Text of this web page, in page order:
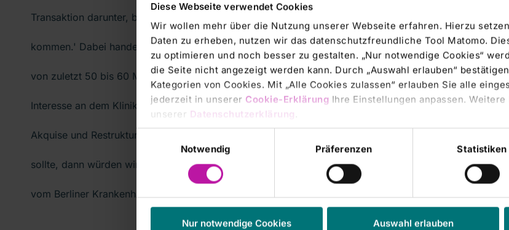
Diese Webseite verwendet Cookies
Wir wollen mehr über die Nutzung unserer Webseite erfahren. Hierzu
Daten zu erheben, nutzen wir das datenschutzfreundliche Tool Matomo.
zu optimieren und noch besser zu gestalten. „Nur notwendige Cookies“
die Seite nicht angezeigt werden kann. Durch „Auswahl erlauben“
Kategorien von Cookies. Mit „Alle Cookies zulassen“ erlauben Sie alle
jederzeit in unserer Cookie-Erklärung Ihre Einstellungen anpassen.
unserer Datenschutzerklärung
Einwilligungsauswahl
Notwendig
Präferenzen Statistiken
Nur notwendige Cookies Auswahl erlauben
Transaktion darunter, bei der ich hoffe, dass wir im ersten Halbjahr zum Zuge
kommen.' Dabei handele es sich um ein kirchliches Haus mit einem Jahresumsatz
von zuletzt 50 bis 60 Millionen Euro. Hamann äußerte auf Nachfrage auch
Interesse an dem Klinikum Offenbach: 'Unser Geschäftsmodell besteht in der
Akquise und Restrukturierung von Kliniken. Wenn das Klinikum verkauft werden
sollte, dann würden wir uns das natürlich anschauen. Das Klinikum wird derzeit
vom Berliner Krankenhauskonzern Vivantes geführt./ep/he